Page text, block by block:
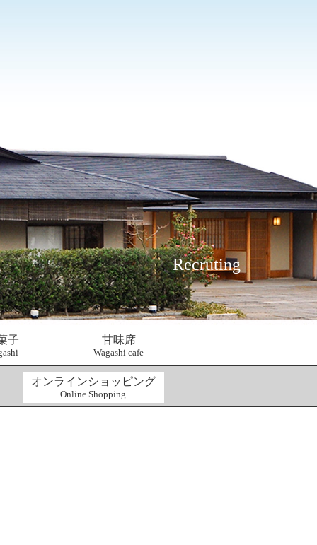
Recruting
子 甘味席
Wagashi cafe
オンラインショッピング
Online Shopping